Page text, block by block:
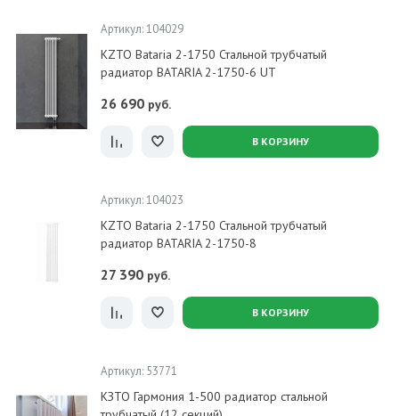
Артикул: 104029
KZTO Bataria 2-1750 Стальной трубчатый
радиатор BATARIA 2-1750-6 UT
26 690 руб.
В КОРЗИНУ
Артикул: 104023
KZTO Bataria 2-1750 Стальной трубчатый
радиатор BATARIA 2-1750-8
27 390 руб.
В КОРЗИНУ
Артикул: 53771
КЗТО Гармония 1-500 радиатор стальной